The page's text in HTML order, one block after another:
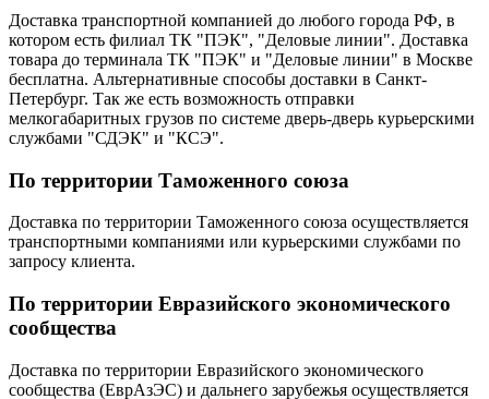
Доставка транспортной компанией до любого города РФ, в
котором есть филиал ТК "ПЭК", "Деловые линии". Доставка
товара до терминала ТК "ПЭК" и "Деловые линии" в Москве
бесплатна. Альтернативные способы доставки в Санкт-
Петербург. Так же есть возможность отправки
мелкогабаритных грузов по системе дверь-дверь курьерскими
службами "СДЭК" и "КСЭ".
По территории Таможенного союза
Доставка по территории Таможенного союза осуществляется
транспортными компаниями или курьерскими службами по
запросу клиента.
По территории Евразийского экономического
сообщества
Доставка по территории Евразийского экономического
сообщества (ЕврАзЭС) и дальнего зарубежья осуществляется